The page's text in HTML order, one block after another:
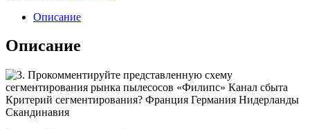
Описание
Описание